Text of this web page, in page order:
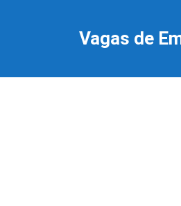
Vagas de